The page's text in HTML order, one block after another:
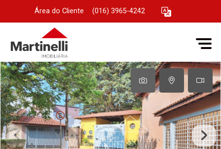
Área do Cliente (016) 3965-4242